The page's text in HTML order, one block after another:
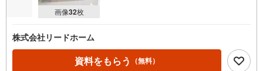
画像32枚
株式会社リードホーム
資料をもらう （無料）